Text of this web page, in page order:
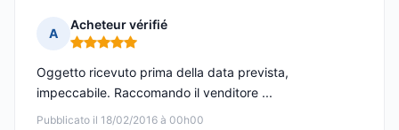
A
Acheteur vérifié
Nota: 5 su 5
Pubblicato il 18/02/2016 à 00h00
Oggetto ricevuto prima della data prevista,
impeccabile. Raccomando il venditore ...